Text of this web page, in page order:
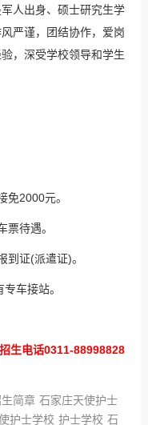
人出身、硕士研究生学
严谨，团结协作，爱岗
，深受学校领导和学生
免2000元。
票待遇。
到证(派遣证)。
车接站。
招生电话0311-88998828
简章 石家庄天使护士
护士学校 护士学校 石